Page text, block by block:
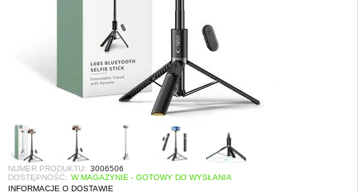
NUMER PRODUKTU: 3006506
DOSTĘPNOŚĆ: W MAGAZYNIE - GOTOWY DO WYSŁANIA
INFORMACJE O DOSTAWIE